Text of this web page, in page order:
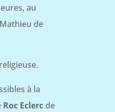
au
de
à la
Roc Eclercde